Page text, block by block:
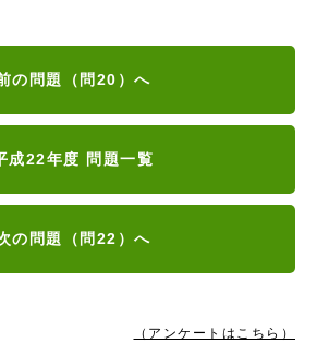
の問題（問20）へ
成22年度 問題一覧
の問題（問22）へ
（アンケートはこちら）